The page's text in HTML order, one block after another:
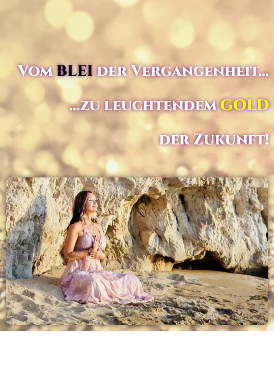
VomBLEIder Vergangenheit…
…zu leuchtendemGOLD
der Zukunft!